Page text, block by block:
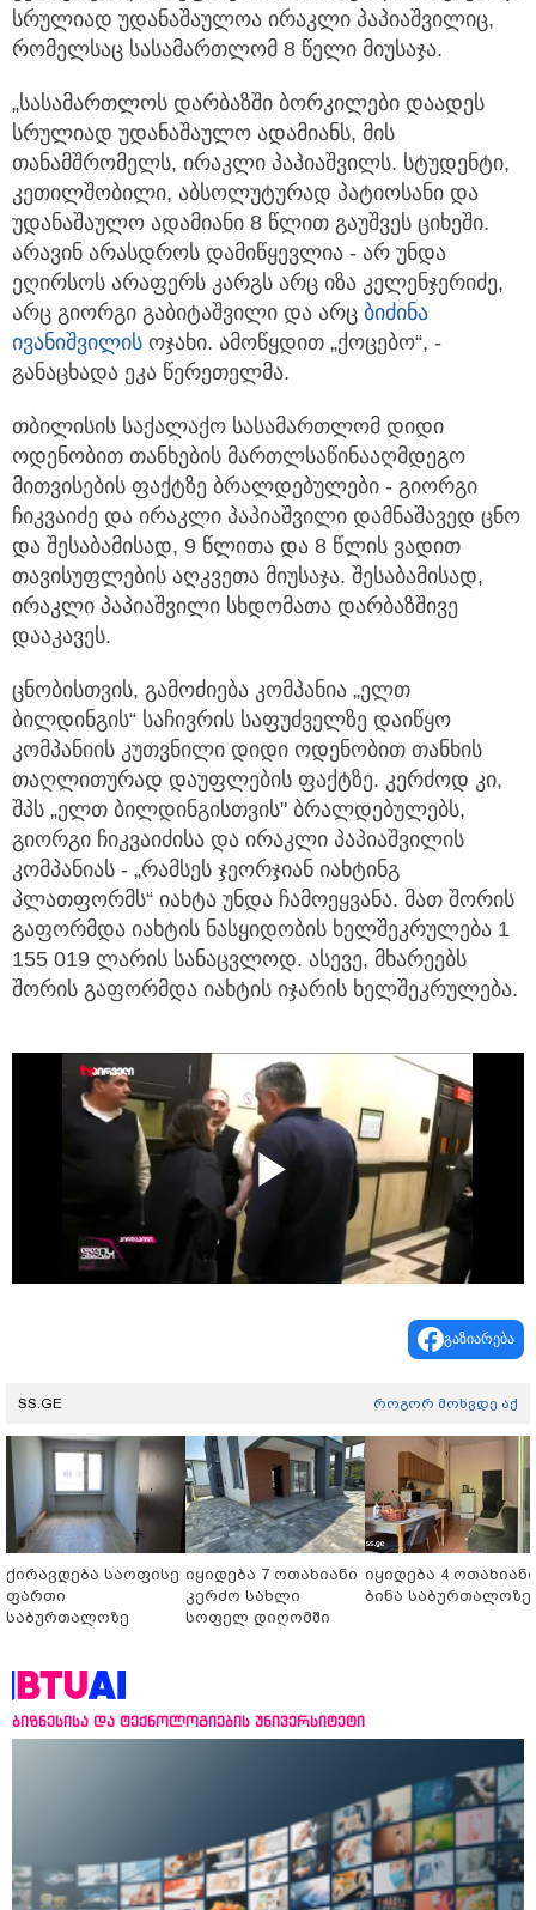
სრულიად უდანაშაულოა ირაკლი პაპიაშვილიც,
რომელსაც სასამართლომ 8 წელი მიუსაჯა.
„სასამართლოს დარბაზში ბორკილები დაადეს
სრულიად უდანაშაულო ადამიანს, მის
თანამშრომელს, ირაკლი პაპიაშვილს. სტუდენტი,
კეთილშობილი, აბსოლუტურად პატიოსანი და
უდანაშაულო ადამიანი 8 წლით გაუშვეს ციხეში.
არავინ არასდროს დამიწყევლია - არ უნდა
ეღირსოს არაფერს კარგს არც იზა კელენჯერიძე,
არც გიორგი გაბიტაშვილი და არც ბიძინა
ივანიშვილის ოჯახი. ამოწყდით „ქოცებო“, -
განაცხადა ეკა წერეთელმა.
თბილისის საქალაქო სასამართლომ დიდი
ოდენობით თანხების მართლსაწინააღმდეგო
მითვისების ფაქტზე ბრალდებულები - გიორგი
ჩიკვაიძე და ირაკლი პაპიაშვილი დამნაშავედ ცნო
და შესაბამისად, 9 წლითა და 8 წლის ვადით
თავისუფლების აღკვეთა მიუსაჯა. შესაბამისად,
ირაკლი პაპიაშვილი სხდომათა დარბაზშივე
დააკავეს.
ცნობისთვის, გამოძიება კომპანია „ელთ
ბილდინგის“ საჩივრის საფუძველზე დაიწყო
კომპანიის კუთვნილი დიდი ოდენობით თანხის
თაღლითურად დაუფლების ფაქტზე. კერძოდ კი,
შპს „ელთ ბილდინგისთვის" ბრალდებულებს,
გიორგი ჩიკვაიძისა და ირაკლი პაპიაშვილის
კომპანიას - „რამსეს ჯეორჯიან იახტინგ
პლათფორმს“ იახტა უნდა ჩამოეყვანა. მათ შორის
გაფორმდა იახტის ნასყიდობის ხელშეკრულება 1
155 019 ლარის სანაცვლოდ. ასევე, მხარეებს
შორის გაფორმდა იახტის იჯარის ხელშეკრულება.
Play
Video
გაზიარება
SS.GE როგორ მოხვდე აქ
ქირავდება საოფისე
ფართი
საბურთალოზე
იყიდება 7 ოთახიანი
კერძო სახლი
სოფელ დიღომში
იყიდება 4 ოთახიანი
ბინა საბურთალოზე
ბიზნესისა და ტექნოლოგიების უნივერსიტეტი